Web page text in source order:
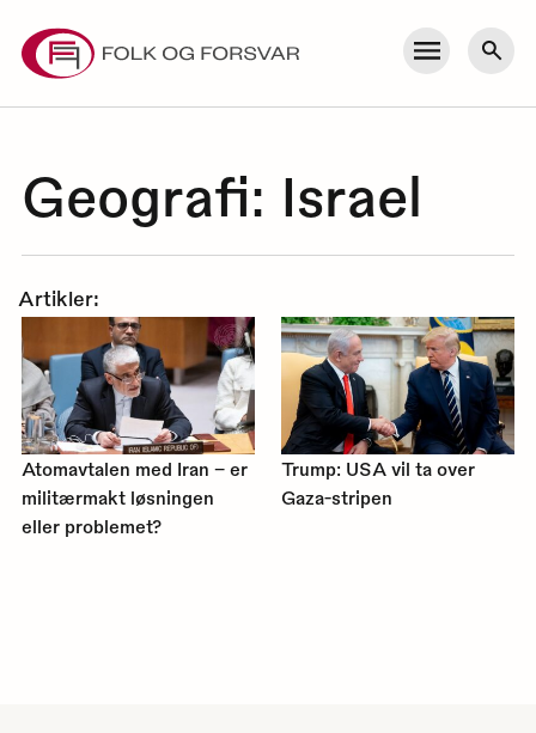
content
Meny Søk
Geografi: Israel
Artikler:
Atomavtalen med Iran – er
militærmakt løsningen
eller problemet?
Trump: USA vil ta over
Gaza-stripen